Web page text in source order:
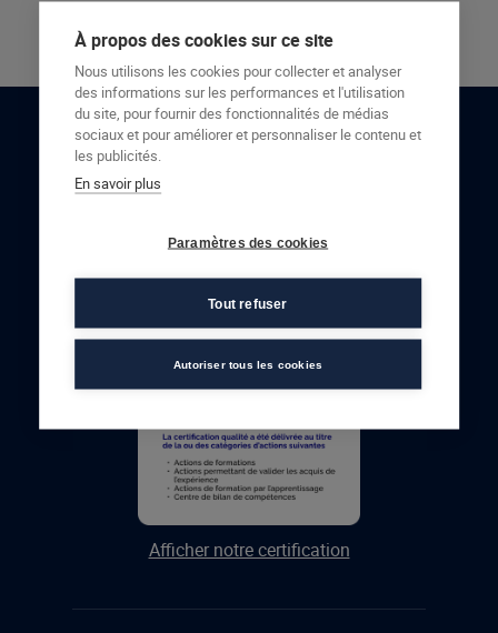
RESTONS EN CONTACT
Afficher notre certification
À propos des cookies sur ce site
Nous utilisons les cookies pour collecter et analyser
des informations sur les performances et l'utilisation
du site, pour fournir des fonctionnalités de médias
sociaux et pour améliorer et personnaliser le contenu et
les publicités.
En savoir plus
Paramètres des cookies
Tout refuser
Autoriser tous les cookies